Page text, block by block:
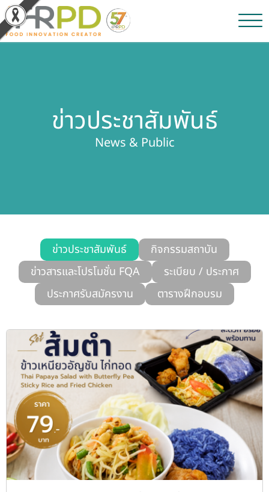
ผลิตภัณฑ์และจำหน่าย
เกี่ยวกับสถาบัน
บุคลากรสถาบัน
รับข้อร้องเรียนและข้อเสนอแนะ
ระบบสารสนเทศ (ใน)
ติดต่อเรา
สายตรงผู้บริหาร
ข่าวประชาสัมพันธ์
News & Public
ข่าวประชาสัมพันธ์
กิจกรรมสถาบัน
ข่าวสารและโปรโมชั่น FQA
ระเบียบ / ประกาศ
ประกาศรับสมัครงาน
ตารางฝึกอบรม